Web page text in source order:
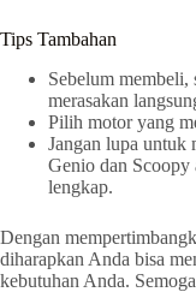
Tips Tambahan
Sebelum
merasakan
Pilih motor yang
Jangan lupa untuk
Genio dan Scoopy
lengkap.
Dengan
diharapkan Anda bisa
kebutuhan Anda.